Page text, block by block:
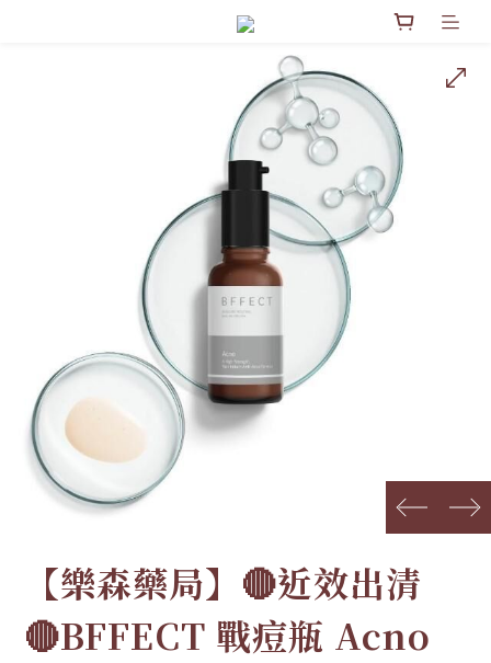
prev next
【樂森藥局】🔴近效出清
🔴BFFECT 戰痘瓶 Acno